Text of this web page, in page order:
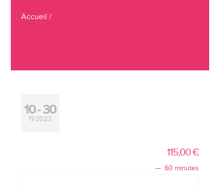
Accueil /
10 30
11/2023
115,00€
60 minutes